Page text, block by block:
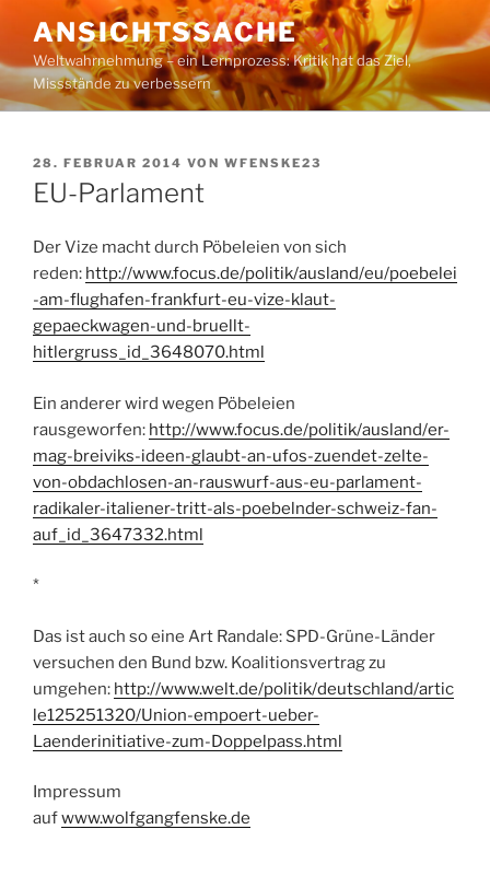
Inhalt
springen
ANSICHTSSACHE
Weltwahrnehmung – ein Lernprozess: Kritik hat das Ziel,
Missstände zu verbessern
VERÖFFENTLICHT
AM
28. FEBRUAR 2014 VON WFENSKE23
EU-Parlament
Der Vize macht durch Pöbeleien von sich
reden: http://www.focus.de/politik/ausland/eu/poebelei
-am-flughafen-frankfurt-eu-vize-klaut-
gepaeckwagen-und-bruellt-
hitlergruss_id_3648070.html
Ein anderer wird wegen Pöbeleien
rausgeworfen: http://www.focus.de/politik/ausland/er-
mag-breiviks-ideen-glaubt-an-ufos-zuendet-zelte-
von-obdachlosen-an-rauswurf-aus-eu-parlament-
radikaler-italiener-tritt-als-poebelnder-schweiz-fan-
auf_id_3647332.html
*
Das ist auch so eine Art Randale: SPD-Grüne-Länder
versuchen den Bund bzw. Koalitionsvertrag zu
umgehen: http://www.welt.de/politik/deutschland/artic
le125251320/Union-empoert-ueber-
Laenderinitiative-zum-Doppelpass.html
Impressum
aufwww.wolfgangfenske.de